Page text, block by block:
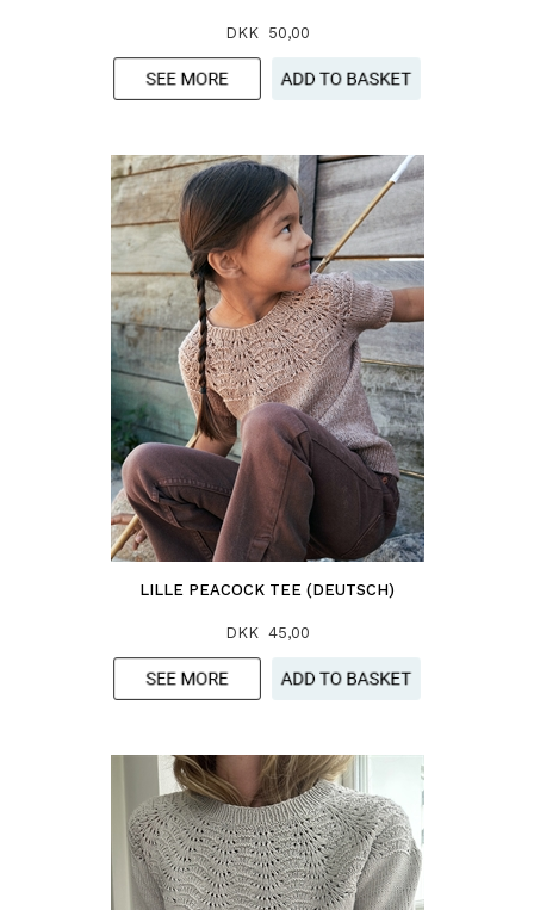
DKK 50,00
LILLE PEACOCK TEE (DEUTSCH)
DKK 45,00